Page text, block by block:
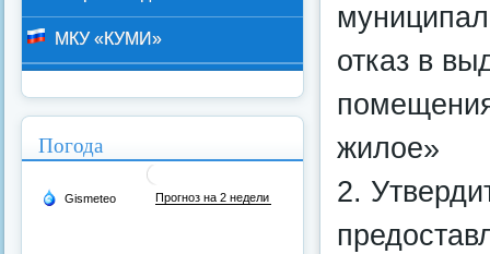
отказ в
жилое»
2.
МКУ «КУМИ»
Погода